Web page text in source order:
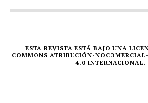
ESTA REVISTA ESTÁ BAJO UNA
COMMONS ATRIBUCIÓN-
4.0 INTERNACIONAL.